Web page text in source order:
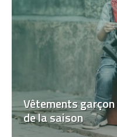
Vêtements
de la saison